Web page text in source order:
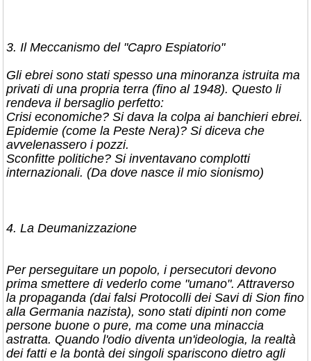
​3. Il Meccanismo del "Capro Espiatorio"
​Gli ebrei sono stati spesso una minoranza istruita ma
privati di una propria terra (fino al 1948). Questo li
rendeva il bersaglio perfetto:
​Crisi economiche? Si dava la colpa ai banchieri ebrei.
​Epidemie (come la Peste Nera)? Si diceva che
avvelenassero i pozzi.
​Sconfitte politiche? Si inventavano complotti
internazionali. (Da dove nasce il mio sionismo)
​4. La Deumanizzazione
​Per perseguitare un popolo, i persecutori devono
prima smettere di vederlo come "umano". Attraverso
la propaganda (dai falsi Protocolli dei Savi di Sion fino
alla Germania nazista), sono stati dipinti non come
persone buone o pure, ma come una minaccia
astratta. Quando l'odio diventa un'ideologia, la realtà
dei fatti e la bontà dei singoli spariscono dietro agli